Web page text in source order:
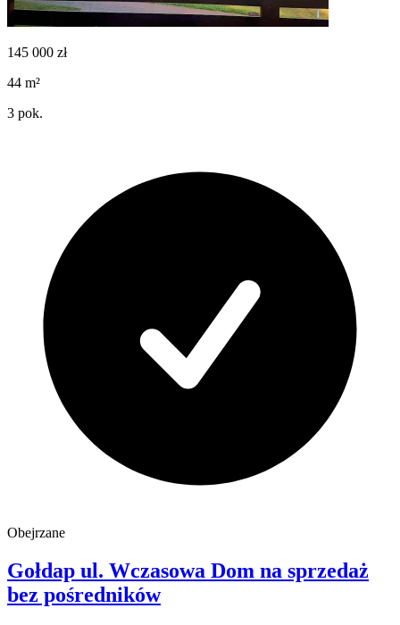
145 000 zł
44 m²
3 pok.
Obejrzane
Gołdap ul. Wczasowa Dom na sprzedaż
bez pośredników